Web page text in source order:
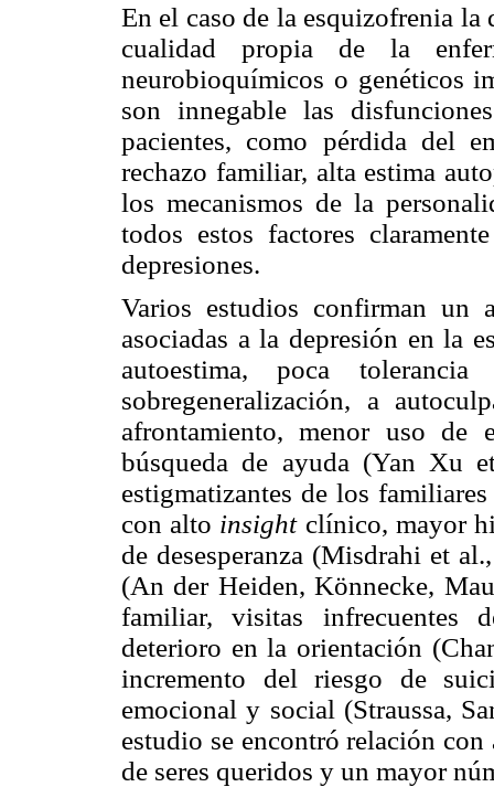
En el caso de la esquizofrenia la
cualidad propia de la
neurobioquímicos o genéticos
son innegable las
pacientes, como pérdida del
rechazo familiar, alta estima
los mecanismos de la
todos estos factores
depresiones.
Varios estudios confirman un
asociadas a la depresión en la
autoestima, poca
sobregeneralización, a
afrontamiento, menor uso de
búsqueda de ayuda (Yan Xu
estigmatizantes de los
con alto insightclínico, mayor
de desesperanza (Misdrahi et
(An der Heiden, Könnecke,
familiar, visitas infrecuentes
deterioro en la orientación
incremento del riesgo de
emocional y social (Straussa,
estudio se encontró relación
de seres queridos y un mayor